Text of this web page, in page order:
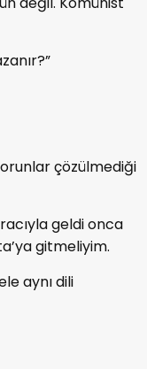
çözülmediği
geldi onca
gitmeliyim.
aynı dili